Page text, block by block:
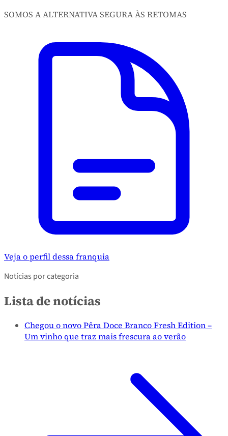
SOMOS A ALTERNATIVA SEGURA ÀS RETOMAS
Veja o perfil dessa franquia
Notícias por categoria
Lista de notícias
Chegou o novo Pêra Doce Branco Fresh Edition –
Um vinho que traz mais frescura ao verão